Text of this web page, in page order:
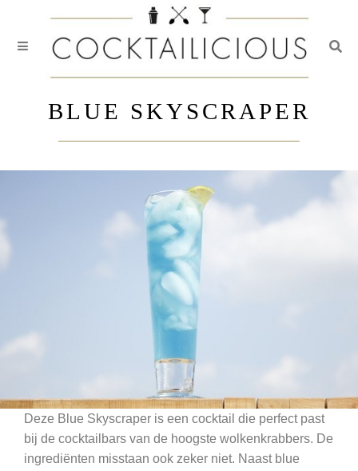
BLUE SKYSCRAPER
Deze Blue Skyscraper is een cocktail die perfect past
bij de cocktailbars van de hoogste wolkenkrabbers. De
ingrediënten misstaan ook zeker niet. Naast blue